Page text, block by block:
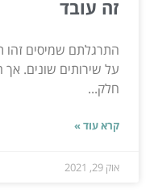
זה עובד
התרגלתם שמיסים
על שירותים שונים.
חלק...
קרא עוד »
אוק 29, 2021